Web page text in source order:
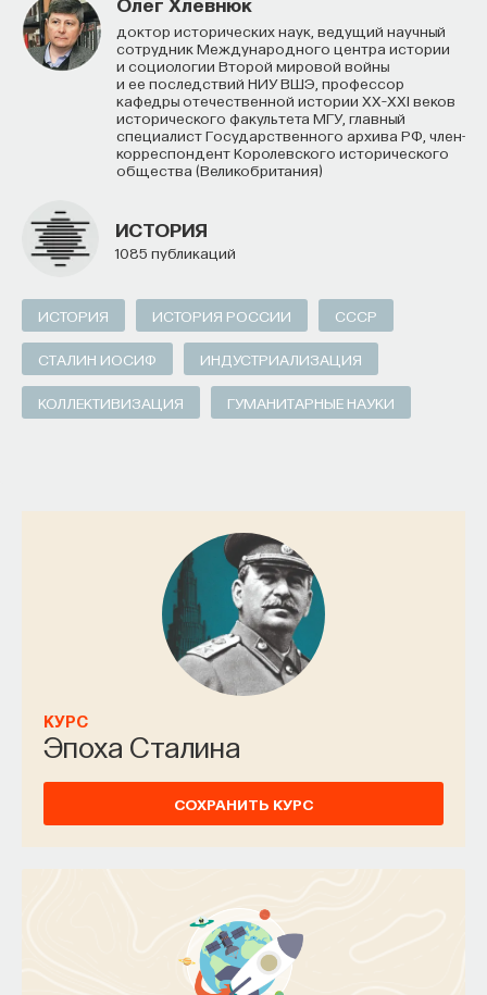
доктор исторических наук, ведущий научный
сотрудник Международного центра истории
и социологии Второй мировой войны
и ее последствий НИУ ВШЭ, профессор
кафедры отечественной истории XX–XXI веков
исторического факультета МГУ, главный
специалист Государственного архива РФ, член-
корреспондент Королевского исторического
общества (Великобритания)
ИСТОРИЯ
1085 публикаций
ИСТОРИЯ ИСТОРИЯ РОССИИ СССР
СТАЛИН ИОСИФ ИНДУСТРИАЛИЗАЦИЯ
КОЛЛЕКТИВИЗАЦИЯ ГУМАНИТАРНЫЕ НАУКИ
КУРС
Эпоха Сталина
СОХРАНИТЬ КУРС